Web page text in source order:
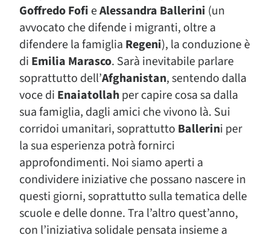
Goffredo Fofi eAlessandra Ballerini (un
avvocato che difende i migranti, oltre a
difendere la famiglia Regeni), la conduzione è
di Emilia Marasco. Sarà inevitabile parlare
soprattutto dell’Afghanistan, sentendo dalla
voce di Enaiatollahper capire cosa sa dalla
sua famiglia, dagli amici che vivono là. Sui
corridoi umanitari, soprattutto Ballerini per
la sua esperienza potrà fornirci
approfondimenti. Noi siamo aperti a
condividere iniziative che possano nascere in
questi giorni, soprattutto sulla tematica delle
scuole e delle donne. Tra l’altro quest’anno,
con l’iniziativa solidale pensata insieme a